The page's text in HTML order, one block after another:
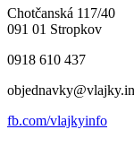
Chotčanská 117/40
091 01 Stropkov
0918 610 437
fb.com/vlajkyinfo